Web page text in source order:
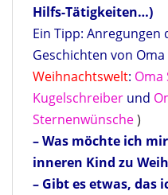
Hilfs-Tätigkeiten…)
Ein Tipp: Anregungen
Geschichten von
Weihnachtswelt: Oma
Kugelschreiber und
Sternenwünsche)
– Was möchte ich
inneren Kind zu
– Gibt es etwas, das